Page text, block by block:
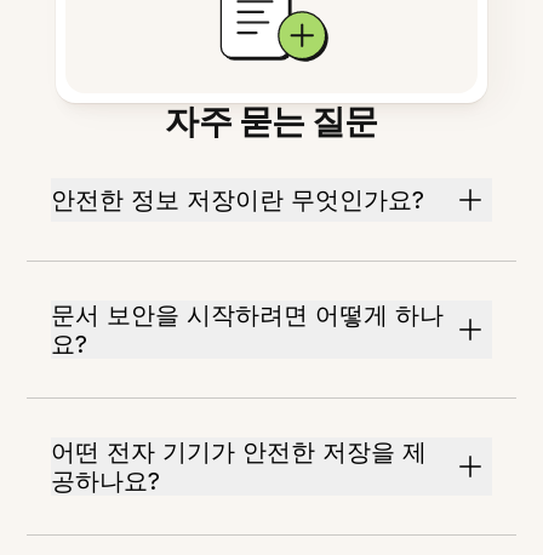
자주 묻는 질문
안전한 정보 저장이란 무엇인가요?
문서 보안을 시작하려면 어떻게 하나
요?
어떤 전자 기기가 안전한 저장을 제
공하나요?